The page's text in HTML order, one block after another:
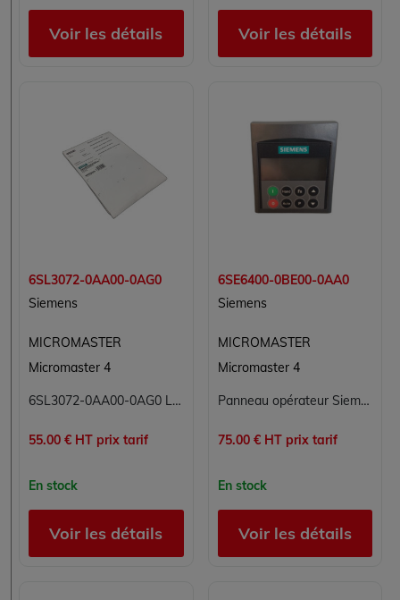
Voir les détails Voir les détails
6SL3072-0AA00-0AG0
Siemens
MICROMASTER
Micromaster 4
6SL3072-0AA00-0AG0 Logiciel sur DL-DVD Micromaster Siemens
55.00 € HT prix tarif
En stock
Voir les détails
6SE6400-0BE00-0AA0
Siemens
MICROMASTER
Micromaster 4
Panneau opérateur Siemens Micromaster 4 BOP-2 - Réf. 6SE6400-0BE00-0AA0
75.00 € HT prix tarif
En stock
Voir les détails